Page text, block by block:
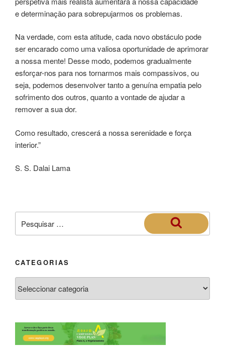
e determinação para sobrepujarmos os problemas.
Na verdade, com esta atitude, cada novo obstáculo pode
ser encarado como uma valiosa oportunidade de aprimorar
a nossa mente! Desse modo, podemos gradualmente
esforçar-nos para nos tornarmos mais compassivos, ou
seja, podemos desenvolver tanto a genuína empatia pelo
sofrimento dos outros, quanto a vontade de ajudar a
remover a sua dor.
Como resultado, crescerá a nossa serenidade e força
interior.”
S. S. Dalai Lama
CATEGORIAS